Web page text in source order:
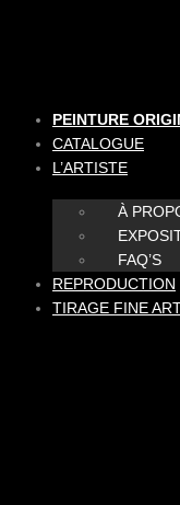
PEINTURE
CATALOGUE
L’ARTISTE
À
FAQ’S
REPRODUCTION
TIRAGE FINE